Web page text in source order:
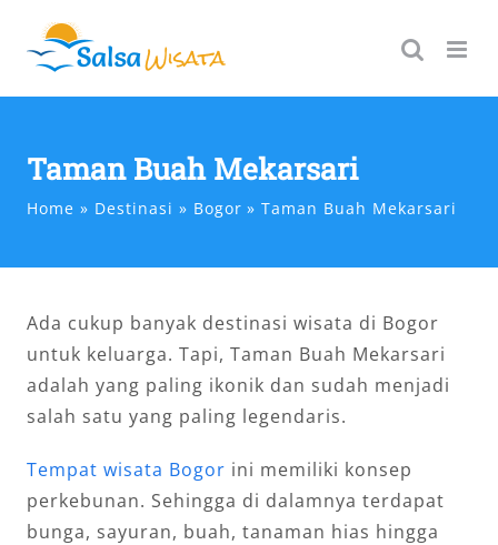
content
Taman Buah Mekarsari
Home Destinasi Bogor Taman Buah Mekarsari
Ada cukup banyak destinasi wisata di Bogor
untuk keluarga. Tapi, Taman Buah Mekarsari
adalah yang paling ikonik dan sudah menjadi
salah satu yang paling legendaris.
Tempat wisata Bogor ini memiliki konsep
perkebunan. Sehingga di dalamnya terdapat
bunga, sayuran, buah, tanaman hias hingga